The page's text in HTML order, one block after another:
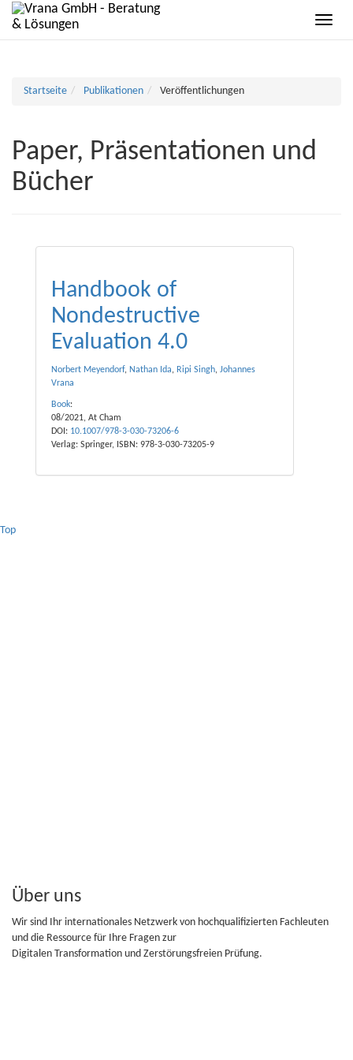
Startseite Publikationen Veröffentlichungen
Paper, Präsentationen und
Bücher
Handbook of
Nondestructive
Evaluation 4.0
Norbert Meyendorf, Nathan Ida, Ripi Singh, Johannes
Vrana
Book:
08/2021, At Cham
DOI: 10.1007/978-3-030-73206-6
Verlag: Springer, ISBN: 978-3-030-73205-9
Über uns
Wir sind Ihr internationales Netzwerk von hochqualifizierten Fachleuten
und die Ressource für Ihre Fragen zur
Digitalen Transformation und Zerstörungsfreien Prüfung.
Top